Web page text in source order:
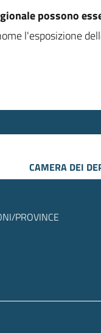
possono
l'esposizione
CAMERA DEI
PROVINCE